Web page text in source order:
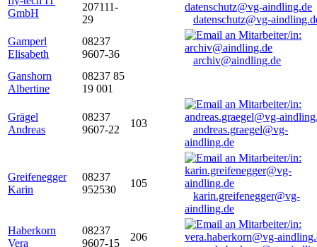
GmbH
207111-
29
datenschutz@vg-
Gamperl
Elisabeth
08237
9607-36
archiv@aindling.de
Ganshorn
Albertine
08237 85
19 001
Grägel
Andreas
08237
9607-22
103
andreas.graegel@vg-
aindling.de
Greifenegger
Karin
08237
952530
105
karin.greifenegger@vg-
aindling.de
Haberkorn
Vera
08237
9607-15
206